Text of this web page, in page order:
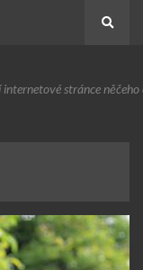
internetové stránce